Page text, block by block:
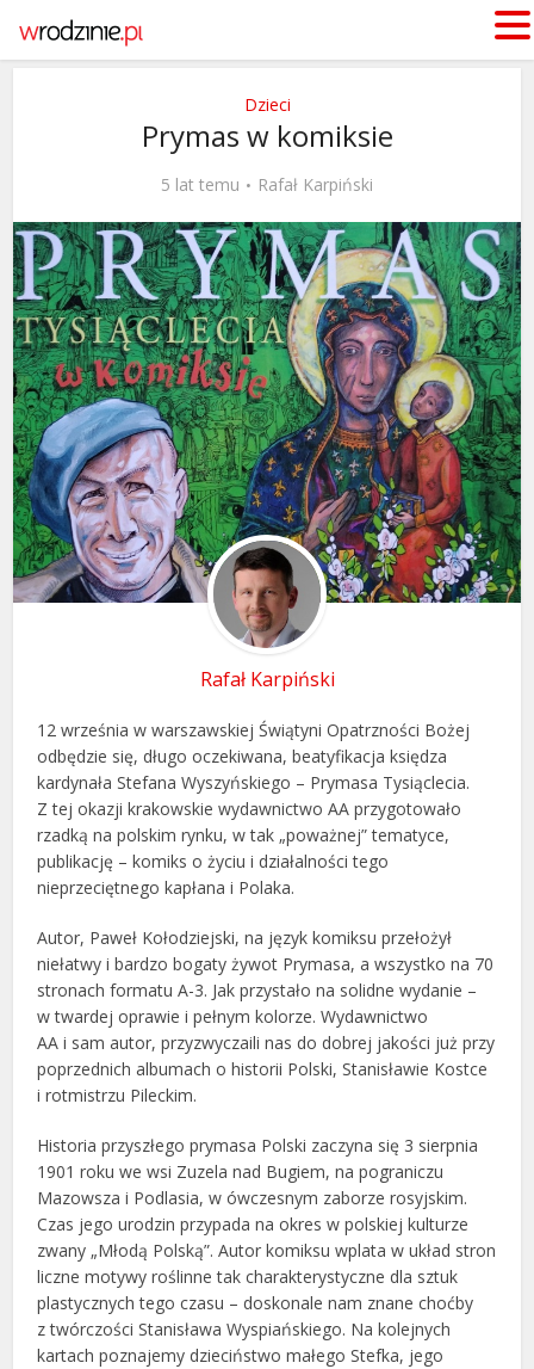
Dzieci
Prymas w komiksie
5 lat temu Rafał Karpiński
Rafał Karpiński
12 września w warszawskiej Świątyni Opatrzności Bożej
odbędzie się, długo oczekiwana, beatyfikacja księdza
kardynała Stefana Wyszyńskiego – Prymasa Tysiąclecia.
Z tej okazji krakowskie wydawnictwo AA przygotowało
rzadką na polskim rynku, w tak „poważnej” tematyce,
publikację – komiks o życiu i działalności tego
nieprzeciętnego kapłana i Polaka.
Autor, Paweł Kołodziejski, na język komiksu przełożył
niełatwy i bardzo bogaty żywot Prymasa, a wszystko na 70
stronach formatu A-3. Jak przystało na solidne wydanie –
w twardej oprawie i pełnym kolorze. Wydawnictwo
AA i sam autor, przyzwyczaili nas do dobrej jakości już przy
poprzednich albumach o historii Polski, Stanisławie Kostce
i rotmistrzu Pileckim.
Historia przyszłego prymasa Polski zaczyna się 3 sierpnia
1901 roku we wsi Zuzela nad Bugiem, na pograniczu
Mazowsza i Podlasia, w ówczesnym zaborze rosyjskim.
Czas jego urodzin przypada na okres w polskiej kulturze
zwany „Młodą Polską”. Autor komiksu wplata w układ stron
liczne motywy roślinne tak charakterystyczne dla sztuk
plastycznych tego czasu – doskonale nam znane choćby
z twórczości Stanisława Wyspiańskiego. Na kolejnych
kartach poznajemy dzieciństwo małego Stefka, jego